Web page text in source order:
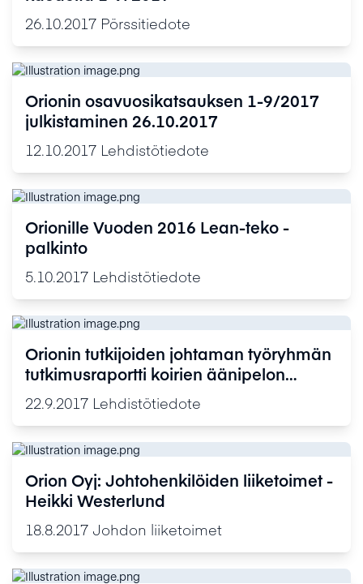
26.10.2017 Pörssitiedote
Orionin osavuosikatsauksen 1­-9/2017
julkistaminen 26.10.2017
12.10.2017 Lehdistötiedote
Orionille Vuoden 2016 Lean-teko -
palkinto
5.10.2017 Lehdistötiedote
Orionin tutkijoiden johtaman työryhmän
tutkimusraportti koirien äänipelon
hoidosta deksmedetomidiinigeelillä sai
merkittävän tunnustuksen
brittieläinlääkäreiltä
22.9.2017 Lehdistötiedote
Orion Oyj: Johtohenkilöiden liiketoimet -
Heikki Westerlund
18.8.2017 Johdon liiketoimet